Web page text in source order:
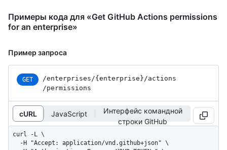
Примеры кода для «Get GitHub Actions permissions
for an enterprise»
Пример запроса
GET /enterprises/{enterprise}/actions
/permissions
cURL JavaScript
Интерфейс командной
строки GitHub
curl -L \